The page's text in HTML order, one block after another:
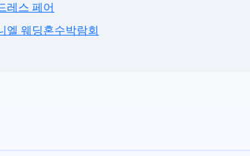
레스 페어
엘 웨딩혼수박람회